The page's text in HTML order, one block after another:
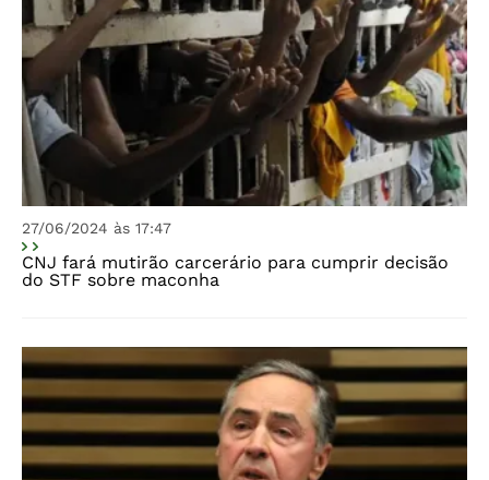
27/06/2024 às 17:47
CNJ fará mutirão carcerário para cumprir decisão
do STF sobre maconha